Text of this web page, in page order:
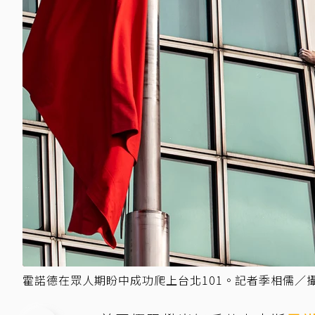
霍諾德在眾人期盼中成功爬上台北101。記者季相儒／